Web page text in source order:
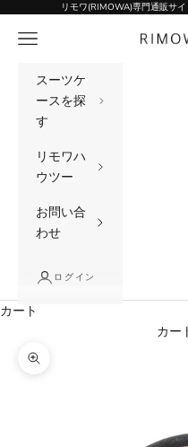
コンテンツへスキップ
リモワ(RIMOWA)専門通販サ
リモワ
メニュー
スーツケ
ースを探
す
リモワハ
ウツー
お問い合
わせ
ログイン
カート
カー
ズームイン